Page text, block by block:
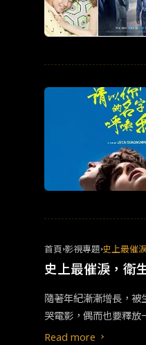
首頁 影視專題 史上最催
史上最催淚，衛
隨著年紀漸漸增長，
哭電影，偶而也要釋放
帶，但《螢火蟲之墓》
Read more